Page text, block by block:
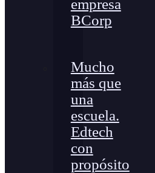
empresa
BCorp
Mucho
más que
una
escuela.
Edtech
con
propósito